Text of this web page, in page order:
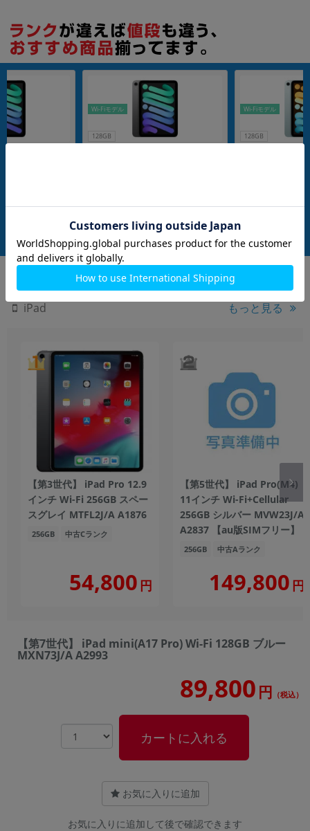
89,800 円
128GB
Wi-Fiモデル
85,800
128GB
Wi-Fiモデル
iPad もっと見る
【第3世代】 iPad Pro 12.9
インチ Wi-Fi 256GB スペー
スグレイ MTFL2J/A A1876
256GB 中古Cランク
54,800 円
【第5世代】 iPad Pro(M4)
11インチ Wi-Fi+Cellular
256GB シルバー MVW23J/A
A2837 【au版SIMフリー】
256GB 中古Aランク
149,800 円
【第7世代】 iPad mini(A17 Pro) Wi-Fi 128GB ブルー
MXN73J/A A2993
89,800 円 （税込）
カートに入れる
お気に入りに追加
お気に入りに追加して後で確認できます